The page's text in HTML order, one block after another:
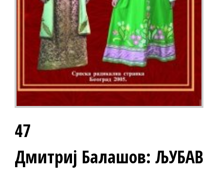
47
Дмитриј Балашов: ЉУБАВ